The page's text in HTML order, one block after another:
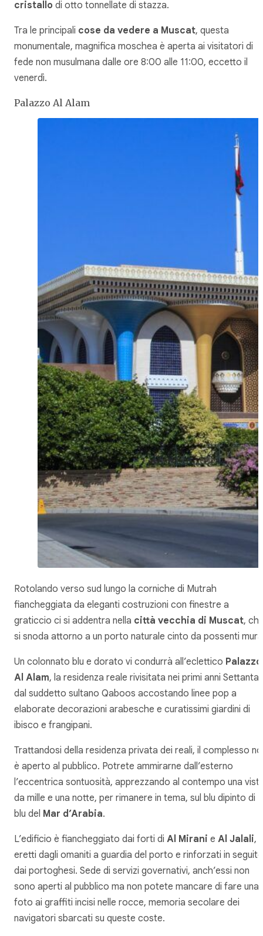
cristallo di otto tonnellate di stazza.
Tra le principali cose da vedere a Muscat, questa
monumentale, magnifica moschea è aperta ai visitatori di
fede non musulmana dalle ore 8:00 alle 11:00, eccetto il
venerdì.
Palazzo Al Alam
Rotolando verso sud lungo la corniche di Mutrah
fiancheggiata da eleganti costruzioni con finestre a
graticcio ci si addentra nella città vecchia di Muscat,
si snoda attorno a un porto naturale cinto da possenti
Un colonnato blu e dorato vi condurrà all’eclettico Palazzo
Al Alam, la residenza reale rivisitata nei primi anni Settanta
dal suddetto sultano Qaboos accostando linee pop a
elaborate decorazioni arabesche e curatissimi giardini di
ibisco e frangipani.
Trattandosi della residenza privata dei reali, il complesso
è aperto al pubblico. Potrete ammirarne dall’esterno
l’eccentrica sontuosità, apprezzando al contempo una
da mille e una notte, per rimanere in tema, sul blu dipinto di
blu del Mar d’Arabia.
L’edificio è fiancheggiato dai forti di Al Mirani e Al Jalali,
eretti dagli omaniti a guardia del porto e rinforzati in seguito
dai portoghesi. Sede di servizi governativi, anch’essi non
sono aperti al pubblico ma non potete mancare di fare una
foto ai graffiti incisi nelle rocce, memoria secolare dei
navigatori sbarcati su queste coste.